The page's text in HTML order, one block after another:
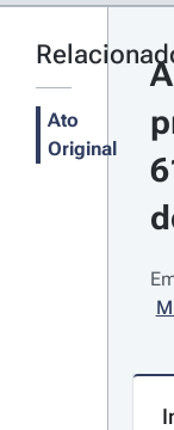
Ato
Original